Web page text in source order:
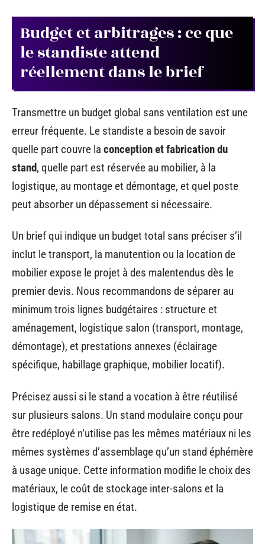
Budget et arbitrages : ce que
le standiste attend
réellement dans le brief
Transmettre un budget global sans ventilation est une
erreur fréquente. Le standiste a besoin de savoir
quelle part couvre la conception et fabrication du
stand, quelle part est réservée au mobilier, à la
logistique, au montage et démontage, et quel poste
peut absorber un dépassement si nécessaire.
Un brief qui indique un budget total sans préciser s’il
inclut le transport, la manutention ou la location de
mobilier expose le projet à des malentendus dès le
premier devis. Nous recommandons de séparer au
minimum trois lignes budgétaires : structure et
aménagement, logistique salon (transport, montage,
démontage), et prestations annexes (éclairage
spécifique, habillage graphique, mobilier locatif).
Précisez aussi si le stand a vocation à être réutilisé
sur plusieurs salons. Un stand modulaire conçu pour
être redéployé n’utilise pas les mêmes matériaux ni les
mêmes systèmes d’assemblage qu’un stand éphémère
à usage unique. Cette information modifie le choix des
matériaux, le coût de stockage inter-salons et la
logistique de remise en état.